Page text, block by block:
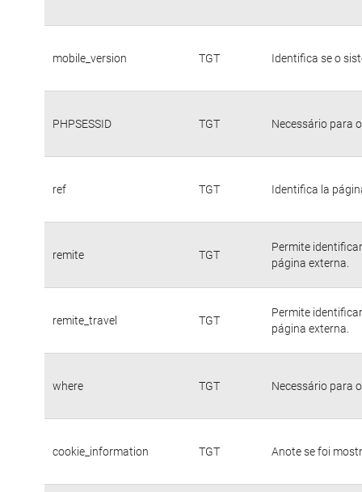
mobile_version TGT Identifica se o
PHPSESSID TGT Necessário para
ref TGT Identifica la
remite TGT
Permite
página externa.
remite_travel TGT
Permite
página externa.
where TGT Necessário para
cookie_information TGT Anote se foi